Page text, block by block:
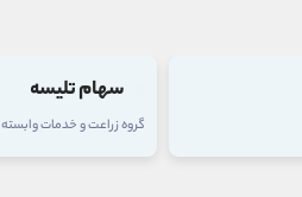
سهام تلیسه
گروه زراعت و خدمات وابسته